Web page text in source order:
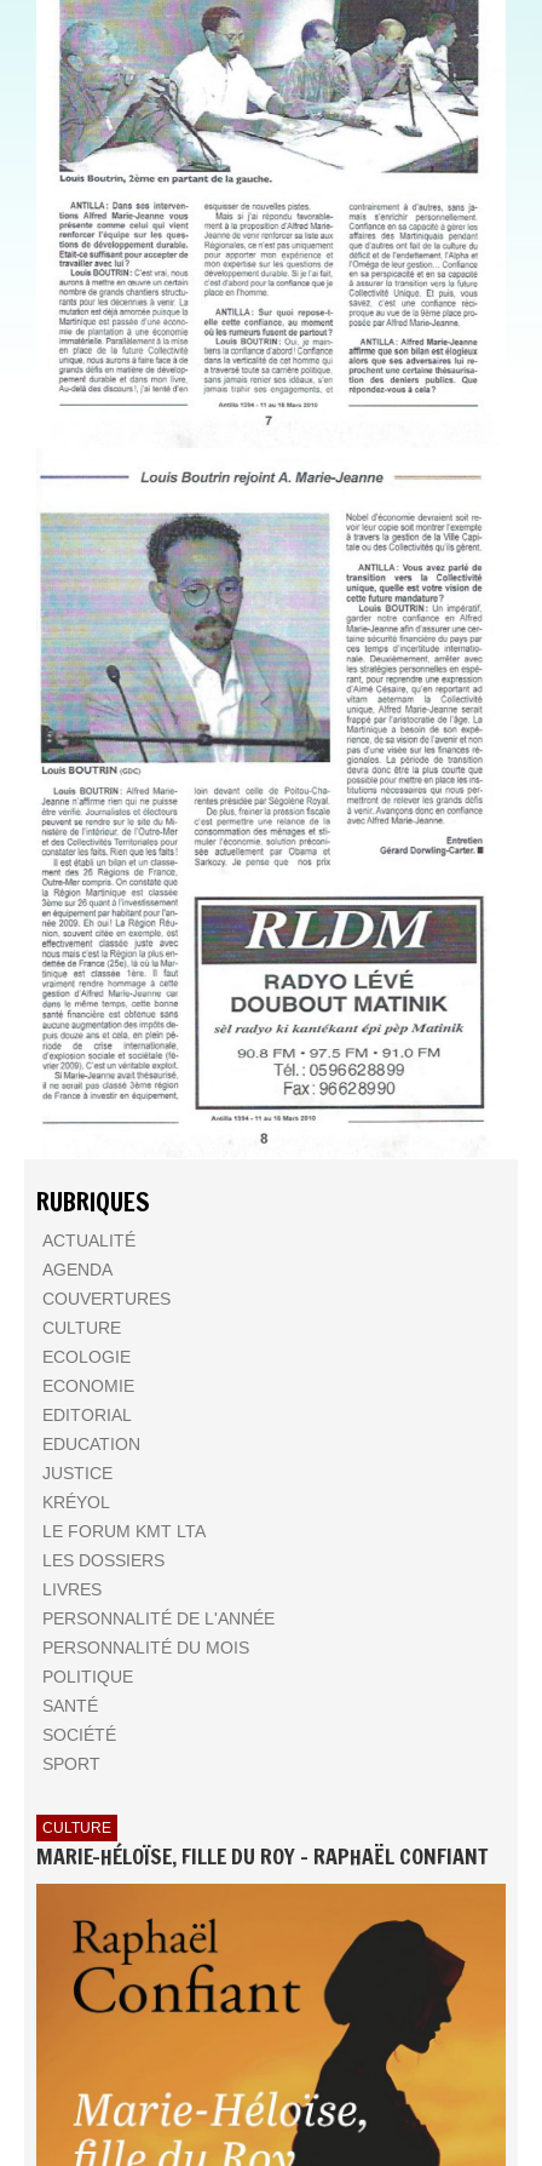
RUBRIQUES
ACTUALITÉ
AGENDA
COUVERTURES
CULTURE
ECOLOGIE
ECONOMIE
EDITORIAL
EDUCATION
JUSTICE
KRÉYOL
LE FORUM KMT LTA
LES DOSSIERS
LIVRES
PERSONNALITÉ DE L'ANNÉE
PERSONNALITÉ DU MOIS
POLITIQUE
SANTÉ
SOCIÉTÉ
SPORT
CULTURE
MARIE-HÉLOÏSE, FILLE DU ROY - RAPHAËL CONFIANT